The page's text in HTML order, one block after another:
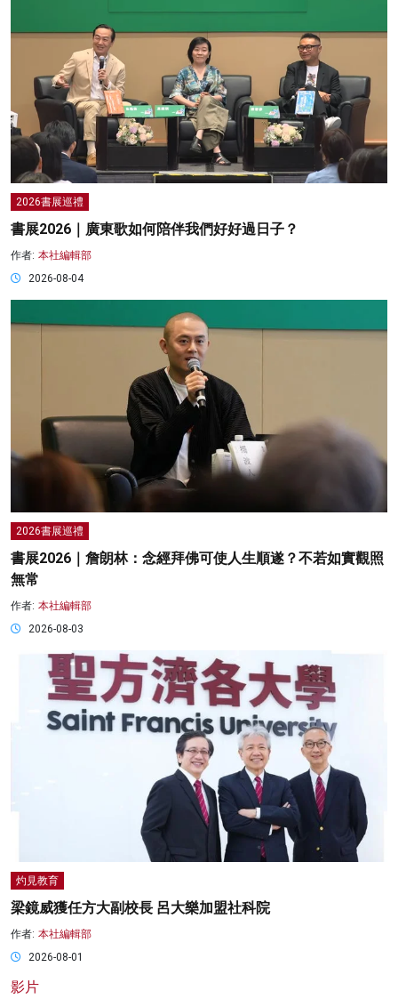
2026書展巡禮
書展2026｜廣東歌如何陪伴我們好好過日子？
作者: 本社編輯部
2026-08-04
2026書展巡禮
書展2026｜詹朗林：念經拜佛可使人生順遂？不若如實觀照
無常
作者: 本社編輯部
2026-08-03
灼見教育
梁鏡威獲任方大副校長 呂大樂加盟社科院
作者: 本社編輯部
2026-08-01
影片